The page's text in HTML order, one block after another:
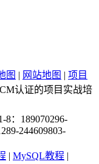
图 | 网站地图 | 项目
认证的项目实战培
8：189070296-
244609803-
| MySQL教程 |